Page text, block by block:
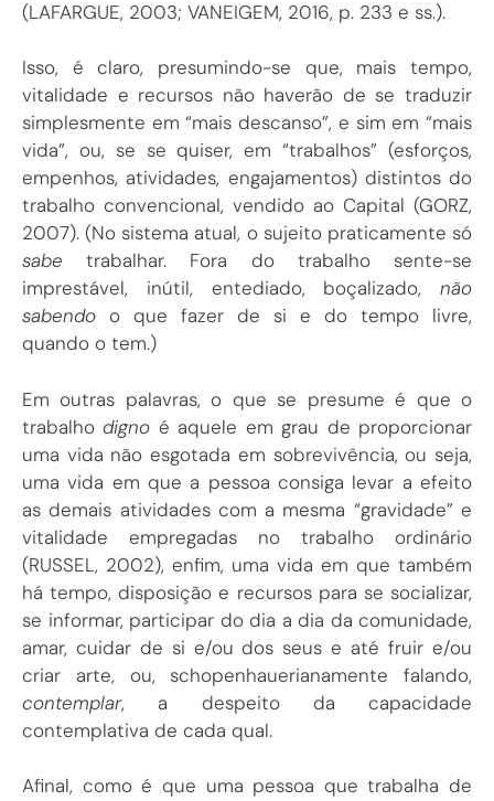
(LAFARGUE, 2003; VANEIGEM, 2016, p. 233 e ss.).
Isso, é claro, presumindo-se que, mais tempo,
vitalidade e recursos não haverão de se traduzir
simplesmente em “mais descanso”, e sim em “mais
vida”, ou, se se quiser, em “trabalhos” (esforços,
empenhos, atividades, engajamentos) distintos do
trabalho convencional, vendido ao Capital (GORZ,
2007). (No sistema atual, o sujeito praticamente só
sabe trabalhar. Fora do trabalho sente-se
imprestável, inútil, entediado, boçalizado, não
sabendo o que fazer de si e do tempo livre,
quando o tem.)
Em outras palavras, o que se presume é que o
trabalhodigno é aquele em grau de proporcionar
uma vida não esgotada em sobrevivência, ou seja,
uma vida em que a pessoa consiga levar a efeito
as demais atividades com a mesma “gravidade” e
vitalidade empregadas no trabalho ordinário
(RUSSEL, 2002), enfim, uma vida em que também
há tempo, disposição e recursos para se socializar,
se informar, participar do dia a dia da comunidade,
amar, cuidar de si e/ou dos seus e até fruir e/ou
criar arte, ou, schopenhauerianamente falando,
contemplar, a despeito da capacidade
contemplativa de cada qual.
Afinal, como é que uma pessoa que trabalha de